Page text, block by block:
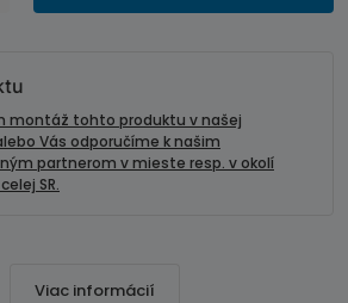
montáž tohto produktu v našej
Vás odporučíme k našim
partnerom v mieste resp. v okolí
SR.
Viac informácií